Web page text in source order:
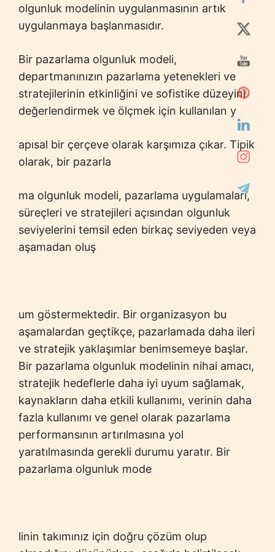
olgunluk modelinin uygulanmasının artık
uygulanmaya başlanmasıdır.
Bir pazarlama olgunluk modeli,
departmanınızın pazarlama yetenekleri ve
stratejilerinin etkinliğini ve sofistike düzeyini
değerlendirmek ve ölçmek için kullanılan y
apısal bir çerçeve olarak karşımıza çıkar. Tipik
olarak, bir pazarla
ma olgunluk modeli, pazarlama uygulamaları,
süreçleri ve stratejileri açısından olgunluk
seviyelerini temsil eden birkaç seviyeden veya
aşamadan oluş
um göstermektedir. Bir organizasyon bu
aşamalardan geçtikçe, pazarlamada daha ileri
ve stratejik yaklaşımlar benimsemeye başlar.
Bir pazarlama olgunluk modelinin nihai amacı,
stratejik hedeflerle daha iyi uyum sağlamak,
kaynakların daha etkili kullanımı, verinin daha
fazla kullanımı ve genel olarak pazarlama
performansının artırılmasına yol
yaratılmasında gerekli durumu yaratır. Bir
pazarlama olgunluk mode
linin takımınız için doğru çözüm olup